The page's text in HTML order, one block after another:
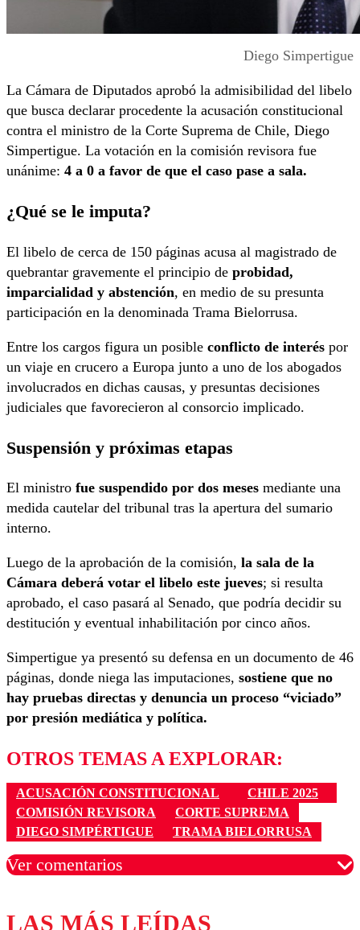
Diego Simpertigue
La Cámara de Diputados aprobó la admisibilidad del libelo
que busca declarar procedente la acusación constitucional
contra el ministro de la Corte Suprema de Chile, Diego
Simpertigue. La votación en la comisión revisora fue
unánime: 4 a 0 a favor de que el caso pase a sala.
¿Qué se le imputa?
El libelo de cerca de 150 páginas acusa al magistrado de
quebrantar gravemente el principio de probidad,
imparcialidad y abstención, en medio de su presunta
participación en la denominada Trama Bielorrusa.
Entre los cargos figura un posible conflicto de interés por
un viaje en crucero a Europa junto a uno de los abogados
involucrados en dichas causas, y presuntas decisiones
judiciales que favorecieron al consorcio implicado.
Suspensión y próximas etapas
El ministro fue suspendido por dos meses mediante una
medida cautelar del tribunal tras la apertura del sumario
interno.
Luego de la aprobación de la comisión, la sala de la
Cámara deberá votar el libelo este jueves; si resulta
aprobado, el caso pasará al Senado, que podría decidir su
destitución y eventual inhabilitación por cinco años.
Simpertigue ya presentó su defensa en un documento de 46
páginas, donde niega las imputaciones, sostiene que no
hay pruebas directas y denuncia un proceso “viciado”
por presión mediática y política.
OTROS TEMAS A EXPLORAR:
ACUSACIÓN CONSTITUCIONAL
CHILE 2025
COMISIÓN REVISORA
CORTE SUPREMA
DIEGO SIMPÉRTIGUE
TRAMA BIELORRUSA
Ver comentarios
Los comentarios son moderados para garantizar un
LAS MÁS LEÍDAS